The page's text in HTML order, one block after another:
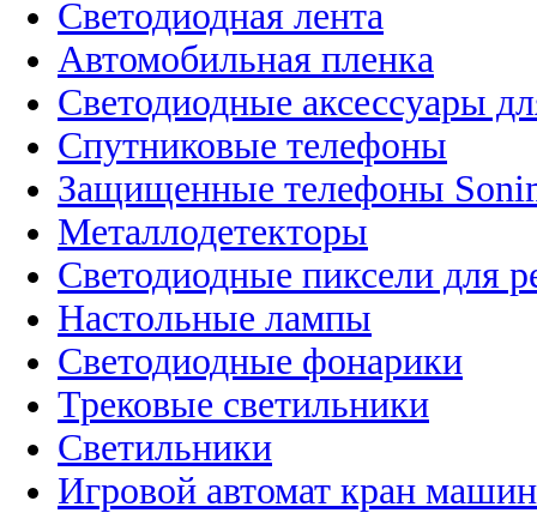
Светодиодная лента
Автомобильная пленка
Светодиодные аксессуары
Спутниковые телефоны
Защищенные телефоны
Металлодетекторы
Светодиодные пиксели для
Настольные лампы
Светодиодные фонарики
Трековые светильники
Светильники
Игровой автомат кран